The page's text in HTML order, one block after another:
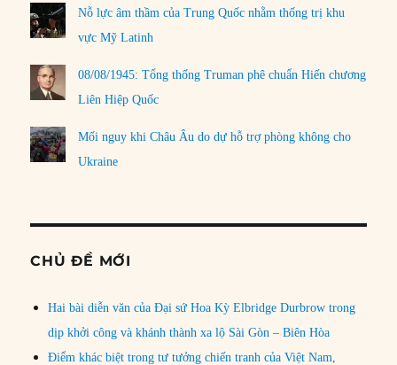
Nỗ lực âm thầm của Trung Quốc nhằm thống trị khu
vực Mỹ Latinh
08/08/1945: Tổng thống Truman phê chuẩn Hiến chương
Liên Hiệp Quốc
Mối nguy khi Châu Âu do dự hỗ trợ phòng không cho
Ukraine
CHỦ ĐỀ MỚI
Hai bài diễn văn của Đại sứ Hoa Kỳ Elbridge Durbrow trong
dịp khởi công và khánh thành xa lộ Sài Gòn – Biên Hòa
Điểm khác biệt trong tư tưởng chiến tranh của Việt Nam,